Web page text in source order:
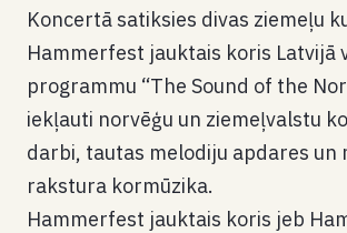
Koncertā satiksies divas ziemeļu
Hammerfest jauktais koris Latvijā
programmu “The Sound of the
iekļauti norvēģu un ziemeļvalstu
darbi, tautas melodiju apdares un
rakstura kormūzika.
Hammerfest jauktais koris jeb